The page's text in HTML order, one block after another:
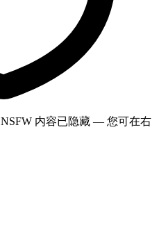
内容已隐藏 — 您可在右